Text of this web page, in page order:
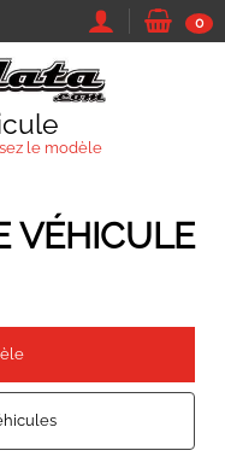
0
le modèle
VÉHICULE